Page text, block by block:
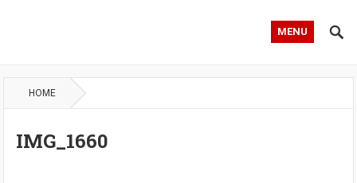
MENU
HOME
IMG_1660